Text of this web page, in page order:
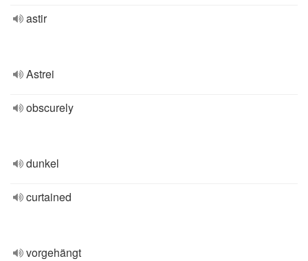
astir
Astrei
obscurely
dunkel
curtained
vorgehängt